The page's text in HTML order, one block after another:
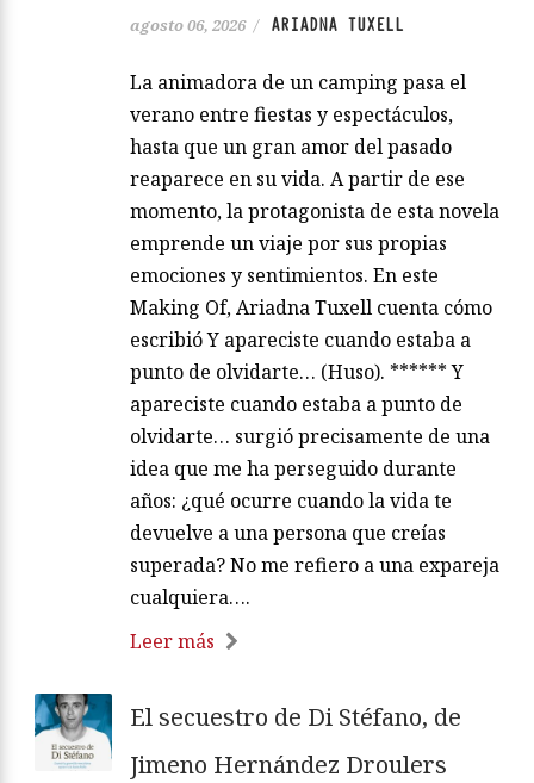
agosto 06, 2026 / ARIADNA TUXELL
La animadora de un camping pasa el
verano entre fiestas y espectáculos,
hasta que un gran amor del pasado
reaparece en su vida. A partir de ese
momento, la protagonista de esta novela
emprende un viaje por sus propias
emociones y sentimientos. En este
Making Of, Ariadna Tuxell cuenta cómo
escribió Y apareciste cuando estaba a
punto de olvidarte… (Huso). ****** Y
apareciste cuando estaba a punto de
olvidarte… surgió precisamente de una
idea que me ha perseguido durante
años: ¿qué ocurre cuando la vida te
devuelve a una persona que creías
superada? No me refiero a una expareja
cualquiera….
Leer más
El secuestro de Di Stéfano, de
Jimeno Hernández Droulers